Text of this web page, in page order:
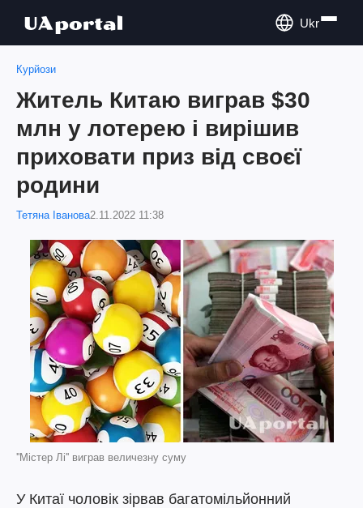
Ukr
Курйози
Житель Китаю виграв $30
млн у лотерею і вирішив
приховати приз від своєї
родини
Тетяна Іванова2.11.2022 11:38
''Містер Лі'' виграв величезну суму
У Китаї чоловік зірвав багатомільйонний